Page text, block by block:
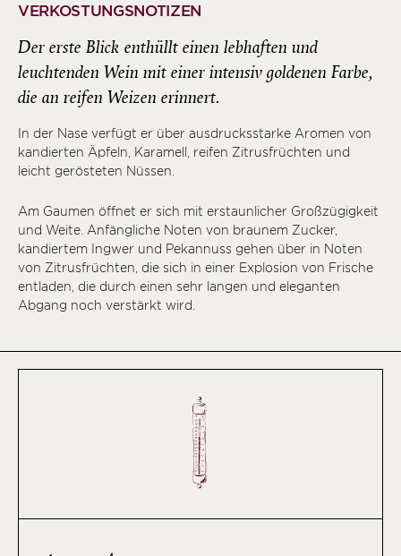
VERKOSTUNGSNOTIZEN
Der erste Blick enthüllt einen lebhaften und
leuchtenden Wein mit einer intensiv goldenen Farbe,
die an reifen Weizen erinnert.
In der Nase verfügt er über ausdrucksstarke Aromen von
kandierten Äpfeln, Karamell, reifen Zitrusfrüchten und
leicht gerösteten Nüssen.
Am Gaumen öffnet er sich mit erstaunlicher Großzügigkeit
und Weite. Anfängliche Noten von braunem Zucker,
kandiertem Ingwer und Pekannuss gehen über in Noten
von Zitrusfrüchten, die sich in einer Explosion von Frische
entladen, die durch einen sehr langen und eleganten
Abgang noch verstärkt wird.